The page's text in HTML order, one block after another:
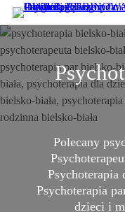
Przejdź
do
treści
Polecany
Psychoterapia
Psychoterapia
dzieci i